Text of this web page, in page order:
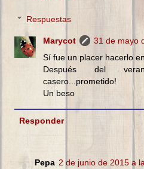
Respuestas
Marycot
31 de mayo
Sí fue un placer hacerlo
Después del
casero...prometido!
Un beso
Responder
Pepa 2 de junio de 2015 a